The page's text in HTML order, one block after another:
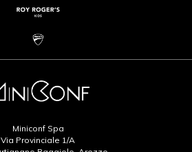
Miniconf Spa
Via Provinciale 1/A